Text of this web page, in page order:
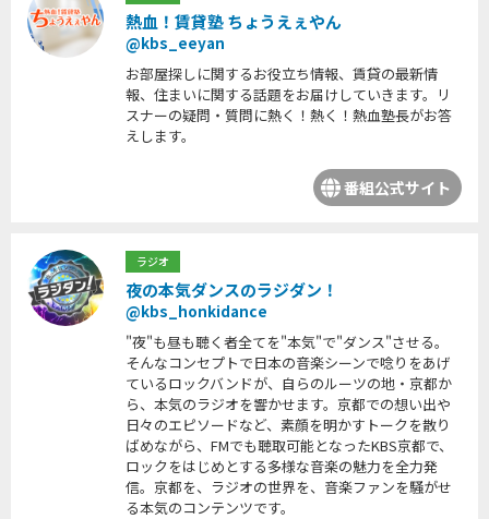
熱血！賃貸塾 ちょうえぇやん
@kbs_eeyan
お部屋探しに関するお役立ち情報、賃貸の最新情
報、住まいに関する話題をお届けしていきます。リ
スナーの疑問・質問に熱く！熱く！熱血塾長がお答
えします。
番組公式サイト
ラジオ
夜の本気ダンスのラジダン！
@kbs_honkidance
"夜"も昼も聴く者全てを"本気"で"ダンス"させる。
そんなコンセプトで日本の音楽シーンで唸りをあげ
ているロックバンドが、自らのルーツの地・京都か
ら、本気のラジオを響かせます。京都での想い出や
日々のエピソードなど、素顔を明かすトークを散り
ばめながら、FMでも聴取可能となったKBS京都で、
ロックをはじめとする多様な音楽の魅力を全力発
信。京都を、ラジオの世界を、音楽ファンを騒がせ
る本気のコンテンツです。